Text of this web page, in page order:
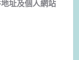
址及個人網站